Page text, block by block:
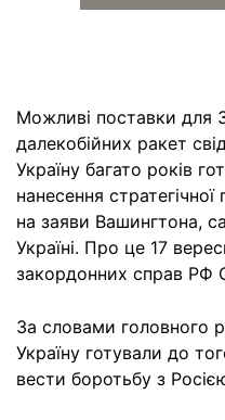
Можливі поставки для
далекобійних ракет
Україну багато років
нанесення
на заяви Вашингтона,
Україні. Про це 17
закордонних справ РФ
За словами головного
Україну готували до
вести боротьбу з